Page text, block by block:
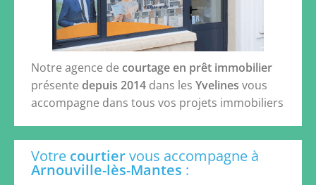
Notre agence de courtage en prêt immobilier
présente depuis 2014 dans les Yvelines vous
accompagne dans tous vos projets immobiliers
Votre courtiervous accompagne à
Arnouville-lès-Mantes :